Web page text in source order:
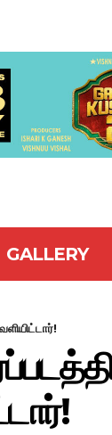
GALLERY